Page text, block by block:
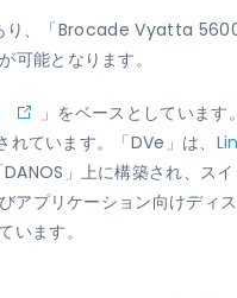
、「Brocade Vyatta
可能となります。
」をベースとしていま
ています。「DVe」は、
DANOS 」上に構築され、ス
アプリケーション向けデ
います。